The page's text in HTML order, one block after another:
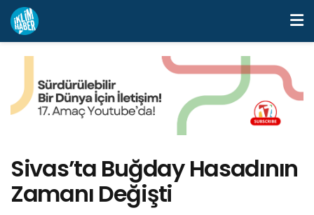
Sivas’ta Buğday Hasadının
Zamanı Değişti